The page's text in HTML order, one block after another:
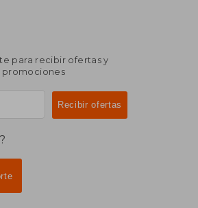
para recibir ofertas y
promociones